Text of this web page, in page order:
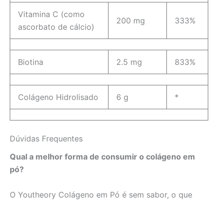
Vitamina C (como
ascorbato de cálcio)
200 mg 333%
Biotina 2.5 mg 833%
Colágeno Hidrolisado 6 g *
Dúvidas Frequentes
Qual a melhor forma de consumir o colágeno em
pó?
O Youtheory Colágeno em Pó é sem sabor, o que